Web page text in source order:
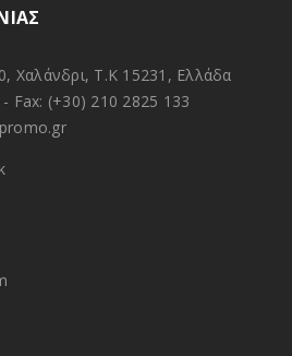
Χαλάνδρι, Τ.Κ 15231, Ελλάδα
- Fax: (+30) 210 2825 133